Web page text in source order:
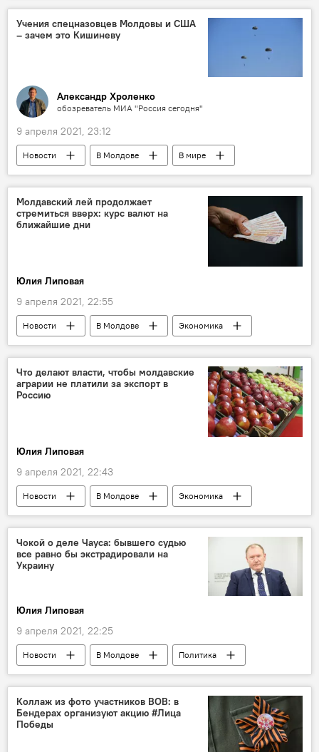
Учения спецназовцев Молдовы и США
– зачем это Кишиневу
Александр Хроленко
обозреватель МИА "Россия сегодня"
9 апреля 2021, 23:12
Новости В Молдове В мире
Молдавский лей продолжает
стремиться вверх: курс валют на
ближайшие дни
Юлия Липовая
9 апреля 2021, 22:55
Новости В Молдове Экономика
Что делают власти, чтобы молдавские
аграрии не платили за экспорт в
Россию
Юлия Липовая
9 апреля 2021, 22:43
Новости В Молдове
Экономика
Пресс-центр
Чокой о деле Чауса: бывшего судью
все равно бы экстрадировали на
Украину
Юлия Липовая
9 апреля 2021, 22:25
Новости В Молдове
Политика
Пресс-центр
Коллаж из фото участников ВОВ: в
Бендерах организуют акцию #Лица
Победы